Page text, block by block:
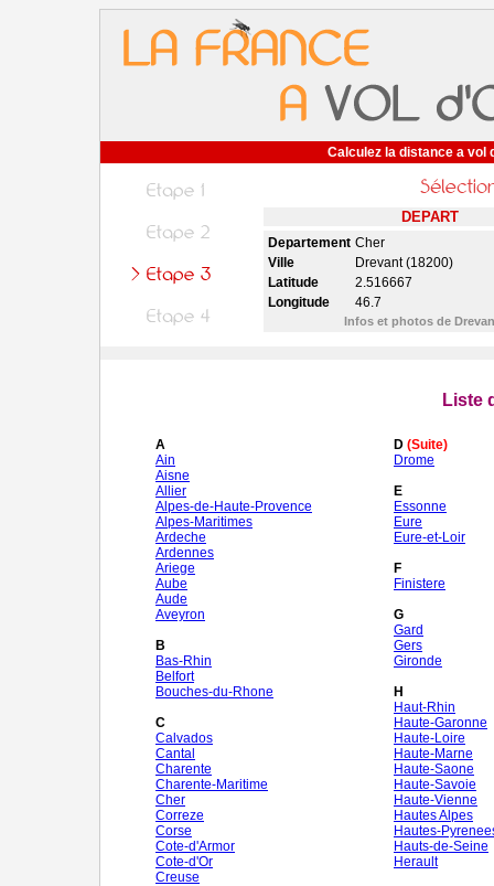
Calculez la distance a vol
DEPART
Departement Cher
Ville
Drevant (18200)
Latitude
2.516667
Longitude
46.7
Infos et photos de
Liste
A
Ain
Aisne
Allier
Alpes-de-Haute-Provence
Alpes-Maritimes
Ardeche
Ardennes
Ariege
Aube
Aude
Aveyron
B
Bas-Rhin
Belfort
Bouches-du-Rhone
C
Calvados
Cantal
Charente
Charente-Maritime
Cher
Correze
Corse
Cote-d'Armor
Cote-d'Or
Creuse
D (Suite)
Drome
E
Essonne
Eure
Eure-et-Loir
F
Finistere
G
Gard
Gers
Gironde
H
Haut-Rhin
Haute-Garonne
Haute-Loire
Haute-Marne
Haute-Saone
Haute-Savoie
Haute-Vienne
Hautes Alpes
Hautes-
Hauts-de-Seine
Herault